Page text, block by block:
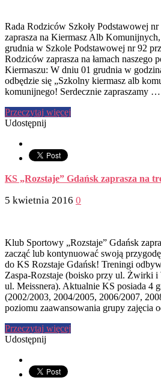
Rada Rodziców Szkoły Podstawowej
zaprasza na Kiermasz Alb
grudnia w Szkole Podstawowej nr 92
Rodziców zaprasza na łamach naszego
Kiermaszu: W dniu 01 grudnia w
odbędzie się „Szkolny kiermasz alb
komunijnego! Serdecznie zapraszamy …
Przeczytaj więcej
Udostępnij
KS „Rozstaje” Gdańsk zaprasza na
5 kwietnia 2016 0
Klub Sportowy „Rozstaje” Gdańsk
zacząć lub kontynuować swoją
do KS Rozstaje Gdańsk! Treningi
Zaspa-Rozstaje (boisko przy ul. Żwirki
ul. Meissnera). Aktualnie KS posiada 4
(2002/2003, 2004/2005, 2006/2007,
poziomu zaawansowania grupy zajęcia
Przeczytaj więcej
Udostępnij